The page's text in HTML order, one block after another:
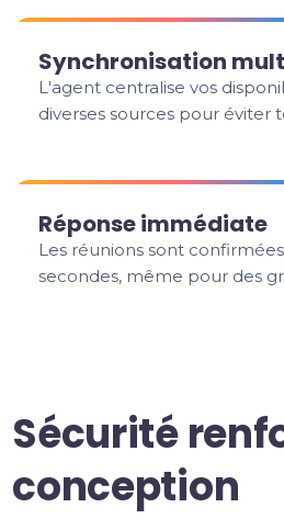
Synchronisation
L'agent centralise vos
diverses sources pour éviter
Réponse immédiate
Les réunions sont
secondes, même pour des
Sécurité
conception